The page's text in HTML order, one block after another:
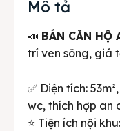
Mô tả
📣 BÁN CĂN HỘ
trí ven sông, giá
✅ Diện tích:
wc, thích hợp an
⭐ Tiện ích nội